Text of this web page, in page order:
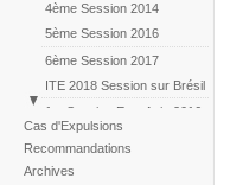
4ème Session 2014
5ème Session 2016
6ème Session 2017
ITE 2018 Session sur Brésil
1st Session East Asia 2016
ITE 2019 Session sur le
changement climatique
Cas d'Expulsions
Recommandations
Archives